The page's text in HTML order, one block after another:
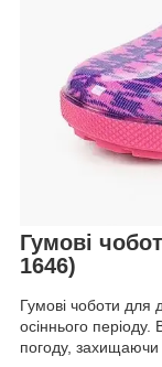
Гумові
1646)
Гумові чоботи для
осіннього
погоду, захищаючи